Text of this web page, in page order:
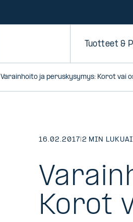
Tuotteet &
Varainhoito ja peruskysymys: Korot vai
16.02.2017|2 MIN
Korot